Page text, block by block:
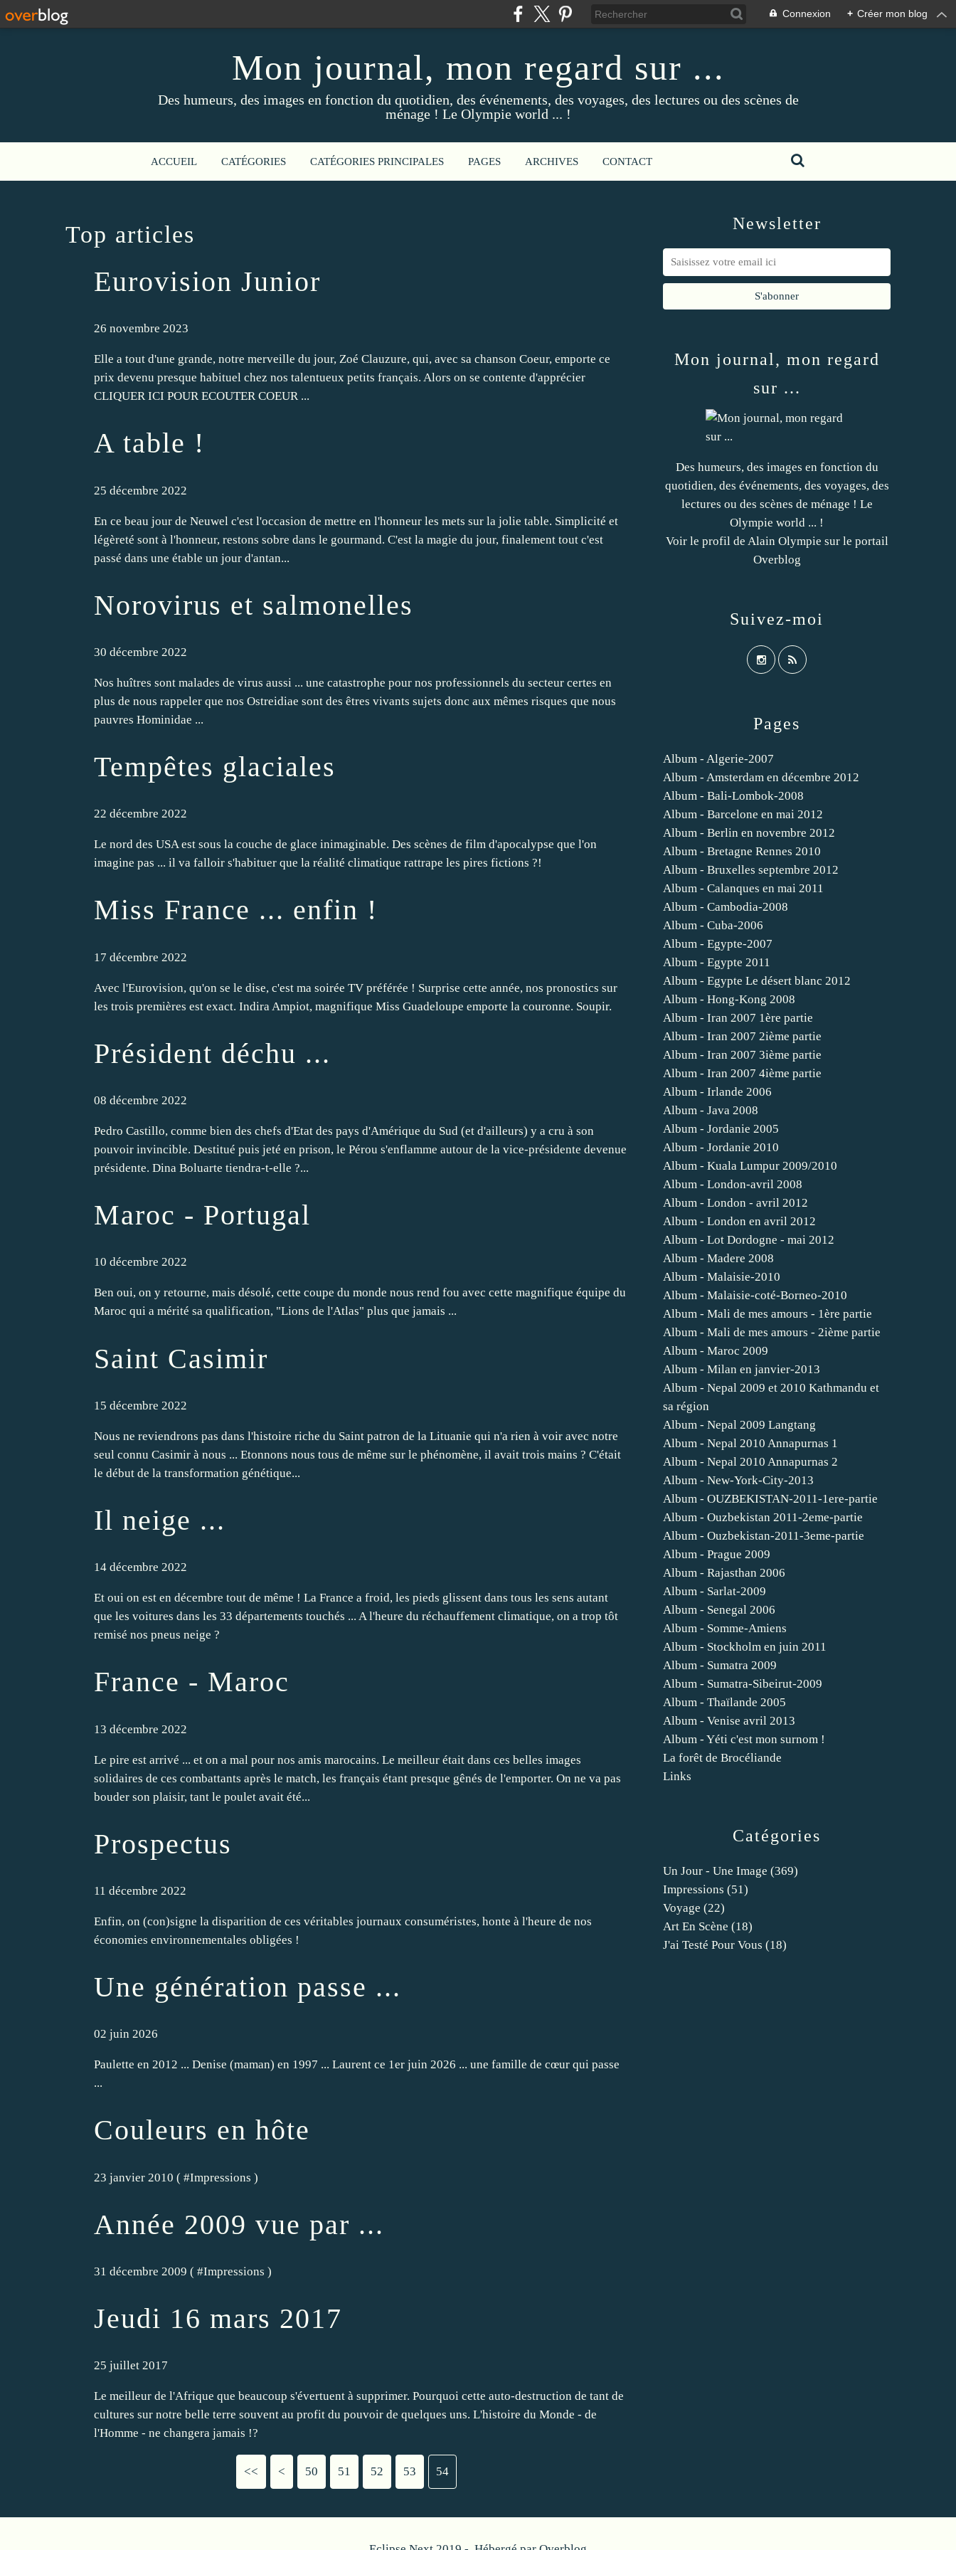
Connexion + Créer mon blog
Mon journal, mon regard sur ...
Des humeurs, des images en fonction du quotidien, des événements, des voyages, des lectures ou des scènes de
ménage ! Le Olympie world ... !
ACCUEIL CATÉGORIES CATÉGORIES PRINCIPALES PAGES ARCHIVES CONTACT
Top articles
Eurovision Junior
26 novembre 2023
Elle a tout d'une grande, notre merveille du jour, Zoé Clauzure, qui, avec sa chanson Coeur, emporte ce
prix devenu presque habituel chez nos talentueux petits français. Alors on se contente d'apprécier
CLIQUER ICI POUR ECOUTER COEUR ...
A table !
25 décembre 2022
En ce beau jour de Neuwel c'est l'occasion de mettre en l'honneur les mets sur la jolie table. Simplicité et
légèreté sont à l'honneur, restons sobre dans le gourmand. C'est la magie du jour, finalement tout c'est
passé dans une étable un jour d'antan...
Norovirus et salmonelles
30 décembre 2022
Nos huîtres sont malades de virus aussi ... une catastrophe pour nos professionnels du secteur certes en
plus de nous rappeler que nos Ostreidiae sont des êtres vivants sujets donc aux mêmes risques que nous
pauvres Hominidae ...
Tempêtes glaciales
22 décembre 2022
Le nord des USA est sous la couche de glace inimaginable. Des scènes de film d'apocalypse que l'on
imagine pas ... il va falloir s'habituer que la réalité climatique rattrape les pires fictions ?!
Miss France ... enfin !
17 décembre 2022
Avec l'Eurovision, qu'on se le dise, c'est ma soirée TV préférée ! Surprise cette année, nos pronostics sur
les trois premières est exact. Indira Ampiot, magnifique Miss Guadeloupe emporte la couronne. Soupir.
Président déchu ...
08 décembre 2022
Pedro Castillo, comme bien des chefs d'Etat des pays d'Amérique du Sud (et d'ailleurs) y a cru à son
pouvoir invincible. Destitué puis jeté en prison, le Pérou s'enflamme autour de la vice-présidente devenue
présidente. Dina Boluarte tiendra-t-elle ?...
Maroc - Portugal
10 décembre 2022
Ben oui, on y retourne, mais désolé, cette coupe du monde nous rend fou avec cette magnifique équipe du
Maroc qui a mérité sa qualification, "Lions de l'Atlas" plus que jamais ...
Saint Casimir
15 décembre 2022
Nous ne reviendrons pas dans l'histoire riche du Saint patron de la Lituanie qui n'a rien à voir avec notre
seul connu Casimir à nous ... Etonnons nous tous de même sur le phénomène, il avait trois mains ? C'était
le début de la transformation génétique...
Il neige ...
14 décembre 2022
Et oui on est en décembre tout de même ! La France a froid, les pieds glissent dans tous les sens autant
que les voitures dans les 33 départements touchés ... A l'heure du réchauffement climatique, on a trop tôt
remisé nos pneus neige ?
France - Maroc
13 décembre 2022
Le pire est arrivé ... et on a mal pour nos amis marocains. Le meilleur était dans ces belles images
solidaires de ces combattants après le match, les français étant presque gênés de l'emporter. On ne va pas
bouder son plaisir, tant le poulet avait été...
Prospectus
11 décembre 2022
Enfin, on (con)signe la disparition de ces véritables journaux consuméristes, honte à l'heure de nos
économies environnementales obligées !
Une génération passe ...
02 juin 2026
Paulette en 2012 ... Denise (maman) en 1997 ... Laurent ce 1er juin 2026 ... une famille de cœur qui passe
...
Couleurs en hôte
23 janvier 2010 ( #Impressions )
Année 2009 vue par ...
31 décembre 2009 ( #Impressions )
Jeudi 16 mars 2017
25 juillet 2017
Le meilleur de l'Afrique que beaucoup s'évertuent à supprimer. Pourquoi cette auto-destruction de tant de
cultures sur notre belle terre souvent au profit du pouvoir de quelques uns. L'histoire du Monde - de
l'Homme - ne changera jamais !?
<< < 10
20
30
40
50 51 52 53 54
Newsletter
Catégories
Un Jour - Une Image (369)
Impressions (51)
Voyage (22)
Art En Scène (18)
J'ai Testé Pour Vous (18)
Pages
Album - Algerie-2007
Album - Amsterdam en décembre 2012
Album - Bali-Lombok-2008
Album - Barcelone en mai 2012
Album - Berlin en novembre 2012
Album - Bretagne Rennes 2010
Album - Bruxelles septembre 2012
Album - Calanques en mai 2011
Album - Cambodia-2008
Album - Cuba-2006
Album - Egypte-2007
Album - Egypte 2011
Album - Egypte Le désert blanc 2012
Album - Hong-Kong 2008
Album - Iran 2007 1ère partie
Album - Iran 2007 2ième partie
Album - Iran 2007 3ième partie
Album - Iran 2007 4ième partie
Album - Irlande 2006
Album - Java 2008
Album - Jordanie 2005
Album - Jordanie 2010
Album - Kuala Lumpur 2009/2010
Album - London-avril 2008
Album - London - avril 2012
Album - London en avril 2012
Album - Lot Dordogne - mai 2012
Album - Madere 2008
Album - Malaisie-2010
Album - Malaisie-coté-Borneo-2010
Album - Mali de mes amours - 1ère partie
Album - Mali de mes amours - 2ième partie
Album - Maroc 2009
Album - Milan en janvier-2013
Album - Nepal 2009 et 2010 Kathmandu et
sa région
Album - Nepal 2009 Langtang
Album - Nepal 2010 Annapurnas 1
Album - Nepal 2010 Annapurnas 2
Album - New-York-City-2013
Album - OUZBEKISTAN-2011-1ere-partie
Album - Ouzbekistan 2011-2eme-partie
Album - Ouzbekistan-2011-3eme-partie
Album - Prague 2009
Album - Rajasthan 2006
Album - Sarlat-2009
Album - Senegal 2006
Album - Somme-Amiens
Album - Stockholm en juin 2011
Album - Sumatra 2009
Album - Sumatra-Sibeirut-2009
Album - Thaïlande 2005
Album - Venise avril 2013
Album - Yéti c'est mon surnom !
La forêt de Brocéliande
Links
Mon journal, mon regard
sur ...
Des humeurs, des images en fonction du
quotidien, des événements, des voyages, des
lectures ou des scènes de ménage ! Le
Olympie world ... !
Voir le profil de Alain Olympie sur le portail
Overblog
Suivez-moi